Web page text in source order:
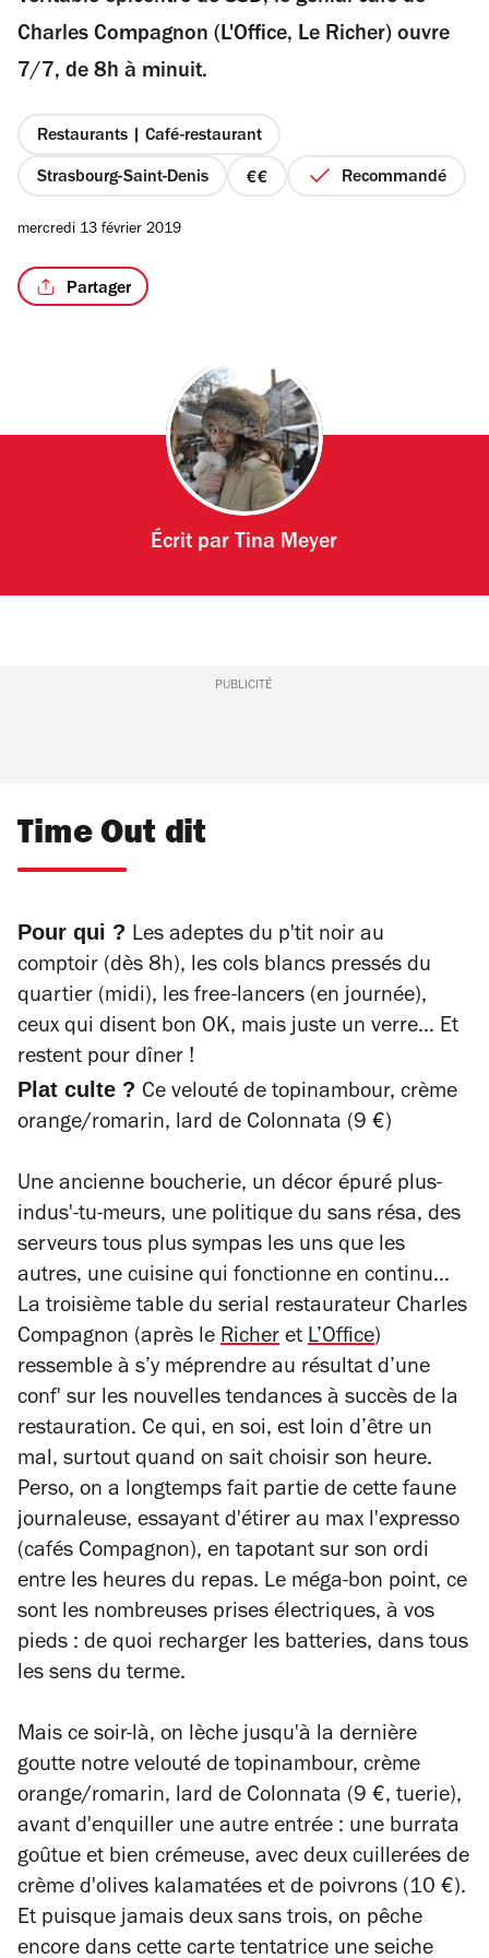
étoiles
Charles Compagnon (L'Office, Le Richer) ouvre
7/7, de 8h à minuit.
Restaurants | Café-restaurant
Strasbourg-Saint-Denis
prix
Recommandé
mercredi 13 février 2019
Partager
Écrit par Tina Meyer
PUBLICITÉ
Time Out dit
Pour qui ? Les adeptes du p'tit noir au
comptoir (dès 8h), les cols blancs pressés du
quartier (midi), les free-lancers (en journée),
ceux qui disent bon OK, mais juste un verre… Et
restent pour dîner !
Plat culte ? Ce velouté de topinambour, crème
orange/romarin, lard de Colonnata (9 €)
Une ancienne boucherie, un décor épuré plus-
indus'-tu-meurs, une politique du sans résa, des
serveurs tous plus sympas les uns que les
autres, une cuisine qui fonctionne en continu…
La troisième table du serial restaurateur Charles
Compagnon (après le Richer et L’Office)
ressemble à s’y méprendre au résultat d’une
conf' sur les nouvelles tendances à succès de la
restauration. Ce qui, en soi, est loin d’être un
mal, surtout quand on sait choisir son heure.
Perso, on a longtemps fait partie de cette faune
journaleuse, essayant d'étirer au max l'expresso
(cafés Compagnon), en tapotant sur son ordi
entre les heures du repas. Le méga-bon point, ce
sont les nombreuses prises électriques, à vos
pieds : de quoi recharger les batteries, dans tous
les sens du terme.
Mais ce soir-là, on lèche jusqu'à la dernière
goutte notre velouté de topinambour, crème
orange/romarin, lard de Colonnata (9 €, tuerie),
avant d'enquiller une autre entrée : une burrata
goûtue et bien crémeuse, avec deux cuillerées de
crème d'olives kalamatées et de poivrons (10 €).
Et puisque jamais deux sans trois, on pêche
encore dans cette carte tentatrice une seiche